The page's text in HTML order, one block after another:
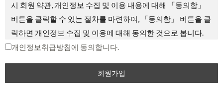
③ 회원은 회사가 전항에 따라 변경하는 약관에 동의하지 않을
권리가 있으며, 이 경우 회원은 회사에서 제공하는 서비스 이용
중단 및 탈퇴 의사를 표시하고 서비스 이용 종료를 요청할 수
있습니다. 다만, 회사가 회원에게 변경된 약관의 내용을 통보하
시가 표명된 것으로 본다는 뜻”을 명확히 통지하였음에도 불구
시 회원 약관, 개인정보 수집 및 이용 내용에 대해 「동의함」
버튼을 클릭할 수 있는 절차를 마련하여, 「동의함」 버튼을 클
릭하면 개인정보 수집 및 이용에 대해 동의한 것으로 봅니다.
제2조 개인정보의 수집 항목 및 이용 목적
“개인정보”는 생존하는 개인에 관한 정보로서 해당 정보에 포
함된 성명, 주민등록번호 등의 사항으로 해당 개인을 식별할 수
개인정보취급방침에 동의합니다.